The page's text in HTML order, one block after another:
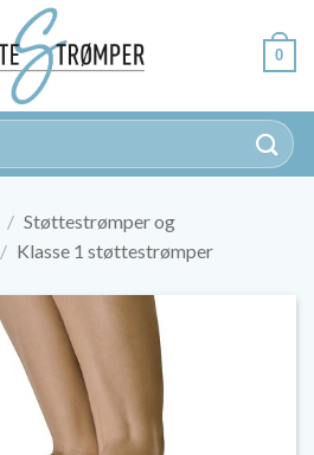
0
/ Støttestrømper og
/ Klasse 1 støttestrømper